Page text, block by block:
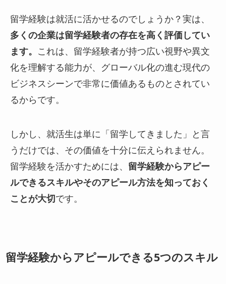
留学経験は就活に活かせるのでしょうか？実は、
多くの企業は留学経験者の存在を高く評価してい
ます。 これは、留学経験者が持つ広い視野や異文
化を理解する能力が、グローバル化の進む現代の
ビジネスシーンで非常に価値あるものとされてい
るからです。
しかし、就活生は単に「留学してきました」と言
うだけでは、その価値を十分に伝えられません。
留学経験を活かすためには、 留学経験からアピー
ルできるスキルやそのアピール方法を知っておく
ことが大切です。
留学経験からアピールできる5つのスキル